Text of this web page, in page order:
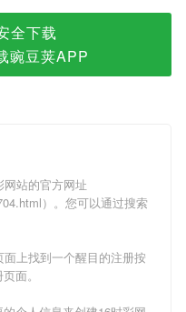
全下载
豌豆荚APP
站的官方网址
）。您可以通过搜索
上找到一个醒目的注册按
面。